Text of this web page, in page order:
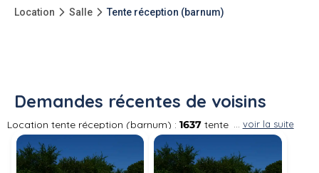
Location Salle Tente réception (barnum)
Demandes récentes de voisins
Location tente réception (barnum) : 1637 tente
réception (barnum)s à louer entre particuliers
La location d'un barnum ou d'une tonnelle est
idéal pour les occasions spéciales entre amis
voir la suite